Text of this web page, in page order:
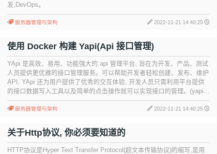
发,DevOps。
服务器管理与架构 2022-11-21 14:40:25
使用 Docker 构建 Yapi(Api 接口管理)
YApi 是高效、易用、功能强大的 api 管理平台, 旨在为开发、产品、测试
人员提供更优雅的接口管理服务。可以帮助开发者轻松创建、发布、维护
API, YApi 还为用户提供了优秀的交互体验, 开发人员只需利用平台提供
的接口数据写入工具以及简单的点击操作就可以实现接口的管理。(yapi,
api, docker)
服务器管理与架构 2022-11-21 14:40:25
关于Http协议, 你必须要知道的
HTTP协议是Hyper Text Transfer Protocol(超文本传输协议)的缩写,是用